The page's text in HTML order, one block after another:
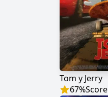
Tom y Jerry
67%Score